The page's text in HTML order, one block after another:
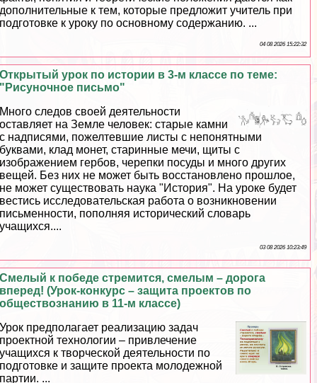
дополнительные к тем, которые предложит учитель при
подготовке к уроку по основному содержанию. ...
04 08 2026 15:22:32
Открытый урок по истории в 3-м классе по теме:
"Рисуночное письмо"
Много следов своей деятельности
оставляет на Земле человек: старые камни
с надписями, пожелтевшие листы с непонятными
буквами, клад монет, старинные мечи, щиты с
изображением гербов, черепки посуды и много других
вещей. Без них не может быть восстановлено прошлое,
не может существовать наука "История". На уроке будет
вестись исследовательская работа о возникновении
письменности, пополняя исторический словарь
учащихся....
03 08 2026 10:23:49
Смелый к победе стремится, смелым – дорога
вперед! (Урок-конкурс – защита проектов по
обществознанию в 11-м классе)
Урок предполагает реализацию задач
проектной технологии – привлечение
учащихся к творческой деятельности по
подготовке и защите проекта молодежной
партии. ...